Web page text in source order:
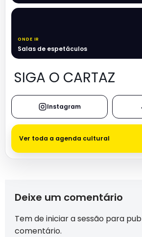
ONDE IR
Salas de espetáculos
SIGA O CARTAZ
Instagram
Ver toda a agenda cultural
Deixe um comentário
Tem deiniciar a sessão para
comentário.